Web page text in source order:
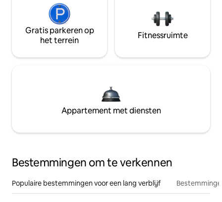
Gratis parkeren op
het terrein
Fitnessruimte
Appartement met diensten
Bestemmingen om te verkennen
Populaire bestemmingen voor een lang verblijf